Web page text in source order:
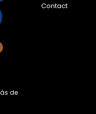
de
Contact